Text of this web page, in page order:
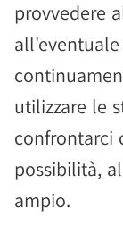
provvedere
utilizzare le
confrontarci
possibilità,
ampio.